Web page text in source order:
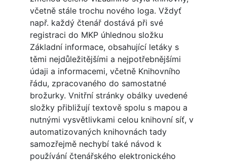
včetně stále trochu nového loga. Vždyť
např. každý čtenář dostává při své
registraci do MKP úhlednou složku
Základní informace, obsahující letáky s
těmi nejdůležitějšími a nejpotřebnějšími
údaji a informacemi, včetně Knihovního
řádu, zpracovaného do samostatné
brožurky. Vnitřní stránky obálky uvedené
složky přibližují textově spolu s mapou a
nutnými vysvětlivkami celou knihovní síť, v
automatizovaných knihovnách tady
samozřejmě nechybí také návod k
používání čtenářského elektronického